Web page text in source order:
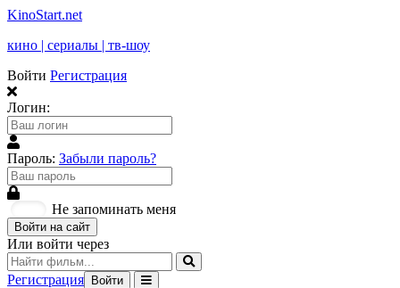
KinoStart.net
кино | сериалы | тв-шоу
Войти Регистрация
Логин:
Пароль: Забыли пароль?
Не запоминать меня
Войти на сайт
Или войти через
Регистрация Войти